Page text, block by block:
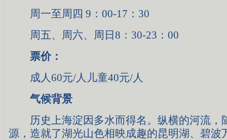
周一至周四 9：00-17：30
周五、周六、周日8：30-23：00
票价：
成人60元/人儿童40元/人
气候背景
历史上海淀因多水而得名。纵横的河流，
源，造就了湖光山色相映成趣的昆明湖、碧波